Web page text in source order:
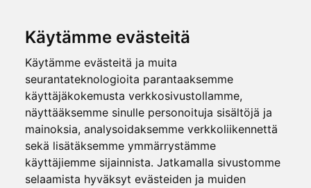
Käytämme evästeitä
Käytämme evästeitä ja muita
seurantateknologioita parantaaksemme
käyttäjäkokemusta verkkosivustollamme,
näyttääksemme sinulle personoituja sisältöjä ja
mainoksia, analysoidaksemme verkkoliikennettä
sekä lisätäksemme ymmärrystämme
käyttäjiemme sijainnista. Jatkamalla sivustomme
selaamista hyväksyt evästeiden ja muiden